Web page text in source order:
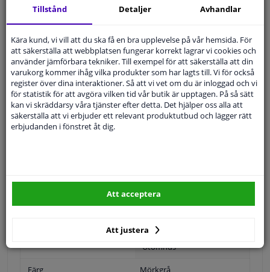
Ställ din fråga hos våra produktspecialister.
Frågor Och Svar
Modellmatchande garanti, Hitta rätt bildelar.
Fyll i ditt registreringsnummereller Välj din bil.
Fram
Utomhus
Färg Mörkgrå
Tillstånd Detaljer Avhandlar
Kära kund, vi vill att du ska få en bra upplevelse på vår hemsida. För
att säkerställa att webbplatsen fungerar korrekt lagrar vi cookies och
använder jämförbara tekniker. Till exempel för att säkerställa att din
varukorg kommer ihåg vilka produkter som har lagts till. Vi för också
register över dina interaktioner. Så att vi vet om du är inloggad och vi
för statistik för att avgöra vilken tid vår butik är upptagen. På så sätt
kan vi skräddarsy våra tjänster efter detta. Det hjälper oss alla att
säkerställa att vi erbjuder ett relevant produktutbud och lägger rätt
erbjudanden i fönstret åt dig.
Att justera
Att acceptera